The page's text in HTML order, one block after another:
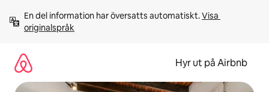
innehåll
En del information har översatts automatiskt. Visa
originalspråk
Hyr ut på Airbnb